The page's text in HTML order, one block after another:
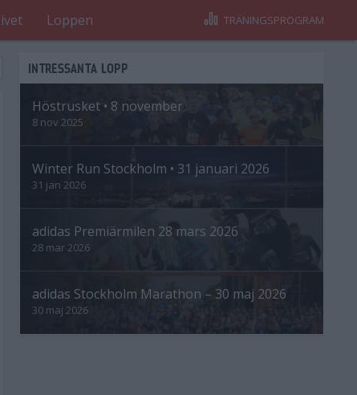
Loppen TRÄNINGSPROGRAM
INTRESSANTA LOPP
Höstrusket • 8 november
8 nov 2025
Winter Run Stockholm • 31 januari 2026
31 jan 2026
adidas Premiärmilen 28 mars 2026
28 mar 2026
adidas Stockholm Marathon – 30 maj 2026
30 maj 2026